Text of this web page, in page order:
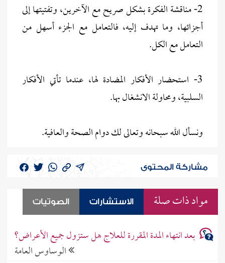
2- مناقشة الفكرة بشكل صريح مع الآخرين، وتفتيتها إلى
أجزائها، وما تهدف إليه، فالتعامل مع الجزء أسهل من
التعامل مع الكل.
3- استحضار الأفكار المضادة لها، عندما تأتي الأفكار
السلبية، ومحاولة الانشغال بها.
ونسأل الله سبحانه وتعالى لك دوام الصحة والعافية.
مشاركة المحتوى
مواد ذات صلة الاستشارات الصوتيات
بعد انتهاء المدة المقررة للعلاج هل ستزول جميع الأعراض؟
الوساوس العامة